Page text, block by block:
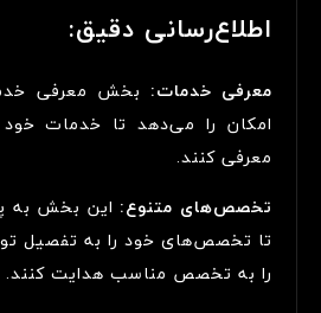
اطلاع‌رسانی دقیق:
معرفی خدمات: بخش معرفی
امکان را می‌دهد تا خدمات
معرفی کنند.
تخصص‌های متنوع: این بخش به
تا تخصص‌های خود را به تفصیل
را به تخصص مناسب هدایت کنند.